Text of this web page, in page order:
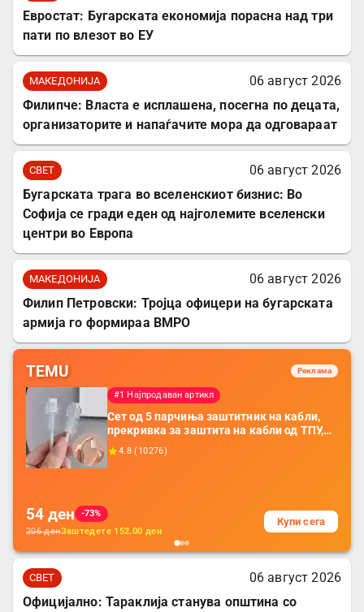
Евростат: Бугарската економија порасна над три
пати по влезот во ЕУ
МАКЕДОНИЈА
06 август 2026
Филипче: Власта е исплашена, посегна по децата,
организаторите и напаѓачите мора да одговараат
СВЕТ
06 август 2026
Бугарската трага во вселенскиот бизнис: Во
Софија се гради еден од најголемите вселенски
центри во Европа
МАКЕДОНИЈА
06 август 2026
Филип Петровски: Тројца офицери на бугарската
армија го формираа ВМРО
TEMU Реклама
#1 Најпродаван артикл
Сет од 5 парчиња заштитник на кабли,
прекривка за заштита на кабли од ТПУ,
додатоци за заштита на кабли, без
батерија, за мобилни телефони, комплет
4.8 (10276)
54 ден
-73%
206денЗаштедете 152.00 ден
Купи сега
СВЕТ
06 август 2026
Официјално: Тараклија станува општина со